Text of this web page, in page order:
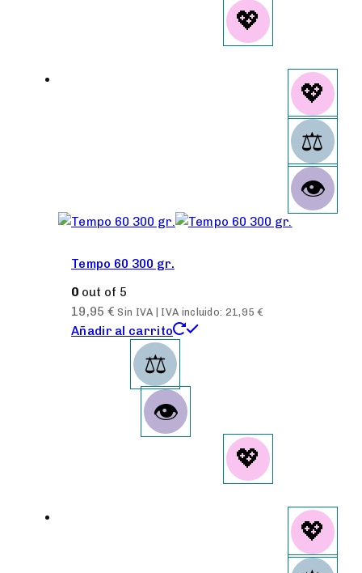
Tempo 60 300 gr.
0 out of 5
19,95 € Sin IVA | IVA incluido: 21,95€
Añadir al carrito